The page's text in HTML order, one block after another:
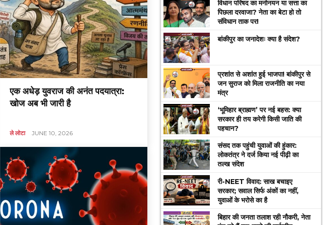
एक अधेड़ युवराज की अनंत पदयात्रा:
खोज अब भी जारी है
ले लोटा JUNE 10, 2026
विधान परिषद का मनोनयन या सत्ता का
पिछला दरवाजा? नेता का बेटा हो तो
संविधान ताक पर!
बांकीपुर का जनादेशः क्या है संदेश?
प्रशांत से अशांत हुई भाजपा! बांकीपुर से
जन सुराज को मिला राजनीति का नया
मंत्र
‘भूमिहार ब्राह्मण’ पर नई बहस: क्या
सरकार ही तय करेगी किसी जाति की
पहचान?
संसद तक पहुंची युवाओं की हुंकार:
लोकतंत्र ने दर्ज किया नई पीढ़ी का
तल्ख संदेश
री-NEET विवाद: साख बचाइए
सरकार; सवाल सिर्फ अंकों का नहीं,
युवाओं के भरोसे का है
बिहार की जनता तलाश रही नौकरी, नेता